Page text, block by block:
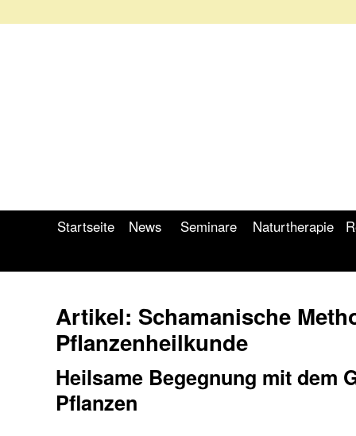
Startseite News Seminare Naturtherapie
Artikel: Schamanische
Pflanzenheilkunde
Heilsame Begegnung mit dem
Pflanzen